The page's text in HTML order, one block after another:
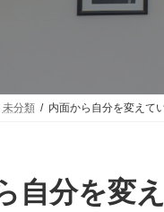
未分類 内面から自分を変えて
自分を変